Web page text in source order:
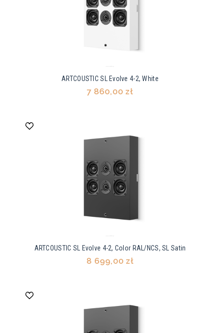
ARTCOUSTIC SL Evolve 4-2, White
7 860,00 zł
ARTCOUSTIC SL Evolve 4-2, Color RAL/NCS, SL Satin
8 699,00 zł